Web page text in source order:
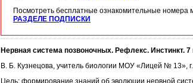
Посмотреть бесплатные ознакомительные
РАЗДЕЛЕ ПОДПИСКИ
Нервная система позвоночных. Рефлекс. Инстинкт. 7
В. Б. Кузнецова, учитель биологии МОУ «Лицей № 13»,
Цель: формирование знаний об эволюции нервной